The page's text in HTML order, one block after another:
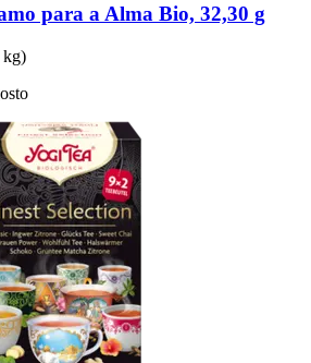
para a Alma Bio, 32,30 g
kg)